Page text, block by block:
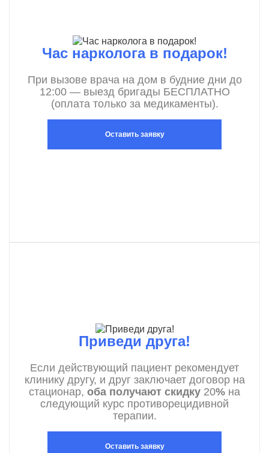
Час нарколога в подарок!
При вызове врача на дом в будние дни до
12:00 — выезд бригады БЕСПЛАТНО
(оплата только за медикаменты).
Оставить заявку
Приведи друга!
Если действующий пациент рекомендует
клинику другу, и друг заключает договор на
стационар, оба получают скидку 20% на
следующий курс противорецидивной
терапии.
Оставить заявку